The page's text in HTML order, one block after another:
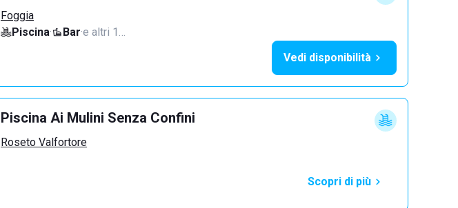
Foggia
Piscina· Bar·e altri 1…
Vedi disponibilità
Piscina Ai Mulini Senza Confini
Roseto Valfortore
Scopri di più